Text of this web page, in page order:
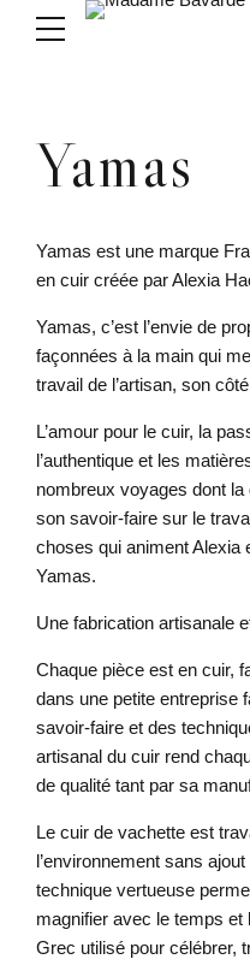
Yamas
Yamas est une marque
en cuir créée par Alexia
Yamas, c’est l’envie de
façonnées à la main qui
travail de l’artisan, son
L’amour pour le cuir, la
l’authentique et les
nombreux voyages dont
son savoir-faire sur le
choses qui animent Alexia
Yamas.
Une fabrication artisanale
Chaque pièce est en cuir,
dans une petite entreprise
savoir-faire et des
artisanal du cuir rend
de qualité tant par sa
Le cuir de vachette est
l’environnement sans
technique vertueuse
magnifier avec le temps
Grec utilisé pour célébrer,